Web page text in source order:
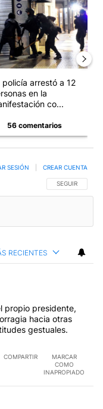
policía arrestó a 12
en la
co...
56 comentarios
SIGA ESTA
SEGUIR
SESIÓN CREAR CUENTA
RECIENTES
propio presidente,
hacia otras
gestuales.
COMPARTIR
MARCAR
COMO
INAPROPIADO